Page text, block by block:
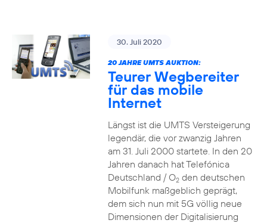
30. Juli 2020
20 JAHRE UMTS AUKTION:
Teurer Wegbereiter
für das mobile
Internet
Längst ist die UMTS Versteigerung
legendär, die vor zwanzig Jahren
am 31. Juli 2000 startete. In den 20
Jahren danach hat Telefónica
Deutschland / O2den deutschen
Mobilfunk maßgeblich geprägt,
dem sich nun mit 5G völlig neue
Dimensionen der Digitalisierung